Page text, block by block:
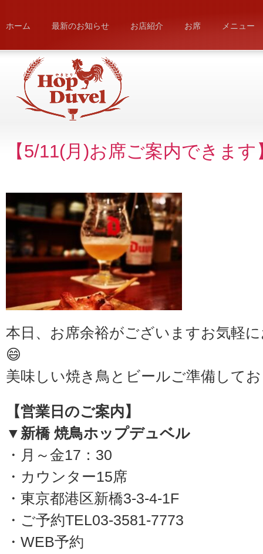
ホーム 最新のお知らせ お店紹介 お席 メニュー
【5/11(月)お席ご案内できます
本日、お席余裕がございますお気軽
😄
美味しい焼き鳥とビールご準備して
【営業日のご案内】
▼新橋 焼鳥ホップデュベル
・月～金17：30
・カウンター15席
・東京都港区新橋3-3-4-1F
・ご予約TEL03-3581-7773
・WEB予約